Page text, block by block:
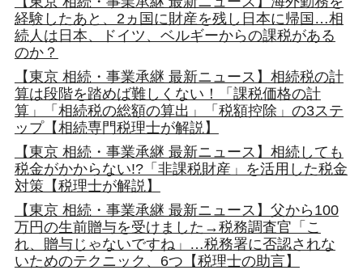
経験したあと、2ヵ国に財産を残し日本に帰国…相
続人は日本、ドイツ、ベルギーからの課税がある
のか？
【東京 相続・事業承継 最新ニュース】相続税の計
算は段階を踏めば難しくない！「課税価格の計
算」「相続税の総額の算出」「税額控除」の3ステ
ップ【相続専門税理士が解説】
【東京 相続・事業承継 最新ニュース】相続しても
税金がかからない!?「非課税財産」を活用した税金
対策【税理士が解説】
【東京 相続・事業承継 最新ニュース】父から100
万円の生前贈与を受けました→税務調査官「こ
れ、贈与じゃないですね」…税務署に否認されな
いためのテクニック、6つ【税理士の助言】